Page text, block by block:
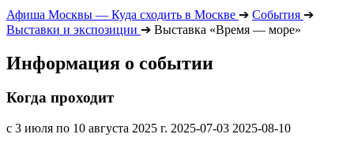
Афиша Москвы — Куда сходить в Москве ➔ События ➔
Выставки и экспозиции ➔ Выставка «Время — море»
Информация о событии
Когда проходит
с 3 июля по 10 августа 2025 г. 2025-07-03 2025-08-10